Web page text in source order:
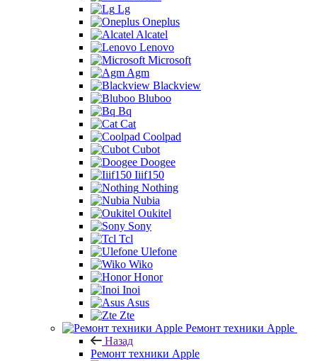
Lg
Oneplus
Alcatel
Lenovo
Microsoft
Agm
Blackview
Bluboo
Bq
Cat
Coolpad
Cubot
Doogee
Iiif150
Nothing
Nubia
Oukitel
Sony
Tcl
Ulefone
Wiko
Honor
Inoi
Asus
Zte
Ремонт техники Apple
Назад
Ремонт техники Apple